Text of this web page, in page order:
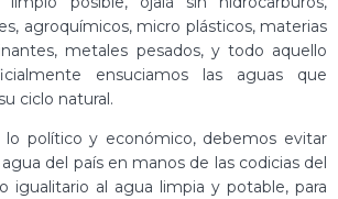
agroquímicos, micro plásticos, materias
metales pesados, y todo aquello
ensuciamos las aguas que
ciclo natural.
lo político y económico, debemos evitar
del país en manos de las codicias del
igualitario al agua limpia y potable, para